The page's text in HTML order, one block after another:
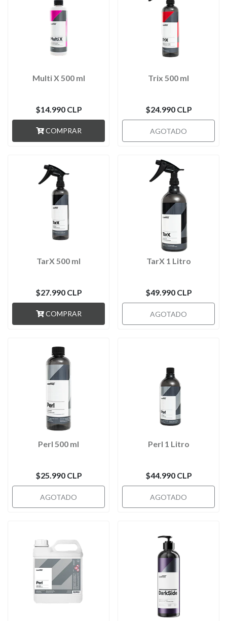
Multi X 500 ml
$14.990 CLP
COMPRAR
Trix 500 ml
$24.990 CLP
AGOTADO
TarX 500 ml
$27.990 CLP
COMPRAR
TarX 1 Litro
$49.990 CLP
AGOTADO
Perl 500 ml
$25.990 CLP
AGOTADO
Perl 1 Litro
$44.990 CLP
AGOTADO